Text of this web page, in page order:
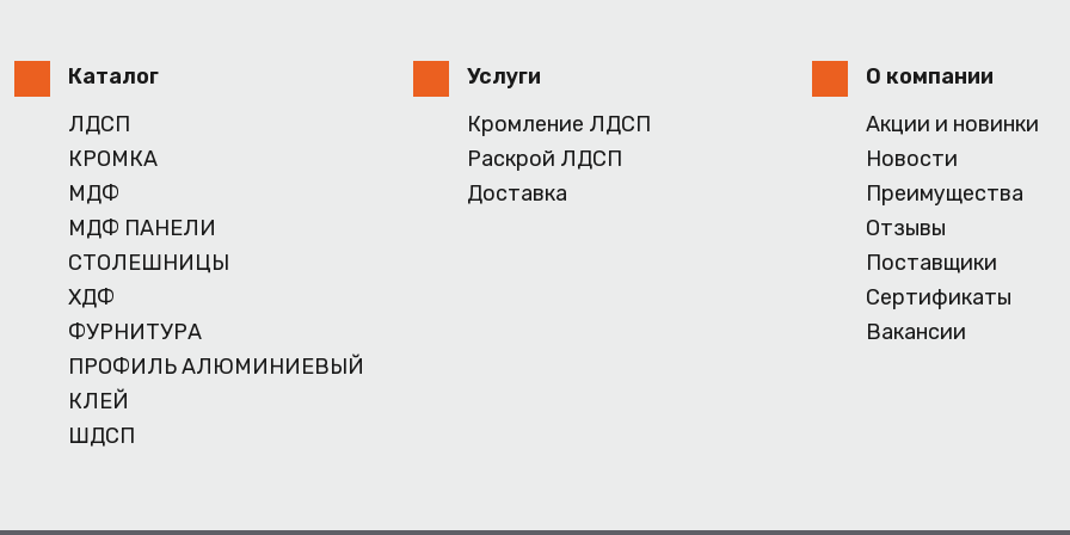
Каталог
ЛДСП
КРОМКА
МДФ
МДФ ПАНЕЛИ
СТОЛЕШНИЦЫ
ХДФ
ФУРНИТУРА
ПРОФИЛЬ АЛЮМИНИЕВЫЙ
КЛЕЙ
ШДСП
Услуги
Кромление ЛДСП
Раскрой ЛДСП
Доставка
О компании
Акции и новинки
Новости
Преимущества
Отзывы
Поставщики
Сертификаты
Вакансии